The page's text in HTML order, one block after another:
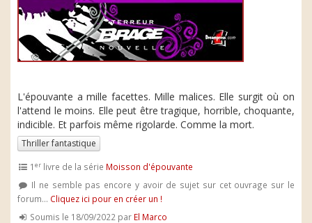
L'épouvante a mille facettes. Mille malices. Elle surgit où on
l'attend le moins. Elle peut être tragique, horrible, choquante,
indicible. Et parfois même rigolarde. Comme la mort.
Thriller fantastique
1er livre de la série Moisson d'épouvante
Il ne semble pas encore y avoir de sujet sur cet ouvrage sur le
forum... Cliquez ici pour en créer un !
Soumis le 18/09/2022 par El Marco